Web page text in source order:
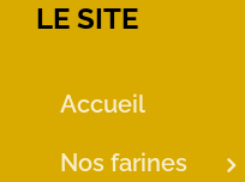
LE SITE
Accueil
Nos farines